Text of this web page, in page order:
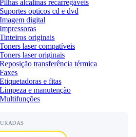
Pilhas alcalinas recarregáveis
Suportes opticos cd e dvd
Imagem digital
Impressoras
Tinteiros originais
Toners laser compatíveis
Toners laser originais
Reposição transferência térmica
Faxes
Etiquetadoras e fitas
Limpeza e manutenção
Multifunções